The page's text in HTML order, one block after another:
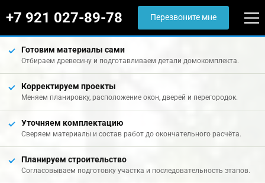
+7 921 027-89-78 Перезвоните мне
Готовим материалы сами
Отбираем древесину и подготавливаем детали домокомплекта.
Корректируем проекты
Меняем планировку, расположение окон, дверей и перегородок.
Уточняем комплектацию
Сверяем материалы и состав работ до окончательного расчёта.
Планируем строительство
Согласовываем подготовку участка и последовательность этапов.